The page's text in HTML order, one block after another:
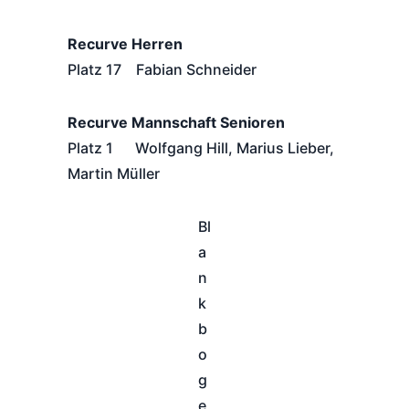
Recurve Herren
Platz 17 Fabian Schneider
Recurve Mannschaft Senioren
Platz 1 Wolfgang Hill, Marius Lieber,
Martin Müller
Bl
a
n
k
b
o
g
e